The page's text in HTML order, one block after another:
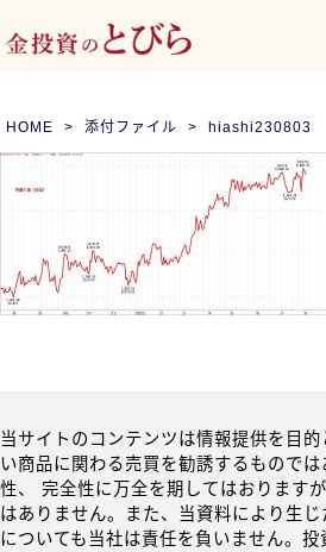
HOME 添付ファイル hiashi230803
当サイトのコンテンツは情報提供を目
い商品に関わる売買を勧誘するもので
性、 完全性に万全を期してはおります
はありません。また、当資料により生
についても当社は責任を負いません。投